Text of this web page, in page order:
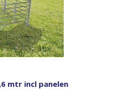
mtr incl panelen